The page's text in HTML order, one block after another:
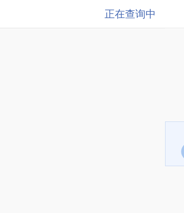
正在查询中